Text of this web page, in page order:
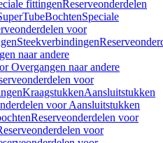
fittingenReserveonderdelen
BochtenSpeciale
voor
Steekverbindingen
naar andere
Overgangen naar andere
voor
KraagstukkenAansluitstukken
voor Aansluitstukken
Reserveonderdelen voor
voor